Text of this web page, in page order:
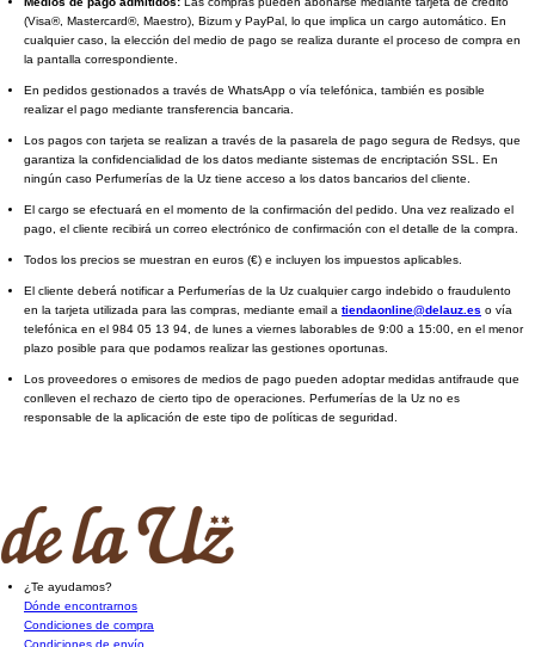
(Visa®, Mastercard®, Maestro), Bizum y PayPal, lo que implica un cargo automático. En
cualquier caso, la elección del medio de pago se realiza durante el proceso de compra en
la pantalla correspondiente.
En pedidos gestionados a través de WhatsApp o vía telefónica, también es posible
realizar el pago mediante transferencia bancaria.
Los pagos con tarjeta se realizan a través de la pasarela de pago segura de Redsys, que
garantiza la confidencialidad de los datos mediante sistemas de encriptación SSL. En
ningún caso Perfumerías de la Uz tiene acceso a los datos bancarios del cliente.
El cargo se efectuará en el momento de la confirmación del pedido. Una vez realizado el
pago, el cliente recibirá un correo electrónico de confirmación con el detalle de la compra.
Todos los precios se muestran en euros (€) e incluyen los impuestos aplicables.
El cliente deberá notificar a Perfumerías de la Uz cualquier cargo indebido o fraudulento
en la tarjeta utilizada para las compras, mediante email a tiendaonline@delauz.es o vía
telefónica en el 984 05 13 94, de lunes a viernes laborables de 9:00 a 15:00, en el menor
plazo posible para que podamos realizar las gestiones oportunas.
Los proveedores o emisores de medios de pago pueden adoptar medidas antifraude que
conlleven el rechazo de cierto tipo de operaciones. Perfumerías de la Uz no es
responsable de la aplicación de este tipo de políticas de seguridad.
¿Te ayudamos?
Dónde encontrarnos
Condiciones de compra
Condiciones de envío